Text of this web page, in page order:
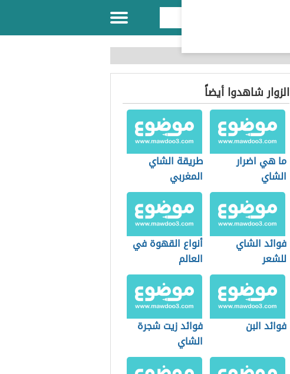
الزوار شاهدوا أيضاً
ما هي اضرار
الشاي
طريقة الشاي
المغربي
فوائد الشاي
للشعر
أنواع القهوة في
العالم
فوائد البن
فوائد زيت شجرة
الشاي